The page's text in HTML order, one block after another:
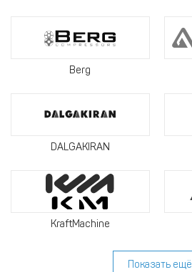
Berg
DALGAKIRAN
KraftMachine
Показать ещё